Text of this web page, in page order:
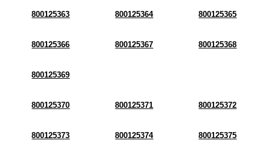
800125363 800125364 800125365
800125366 800125367 800125368
800125369
800125370 800125371 800125372
800125373 800125374 800125375